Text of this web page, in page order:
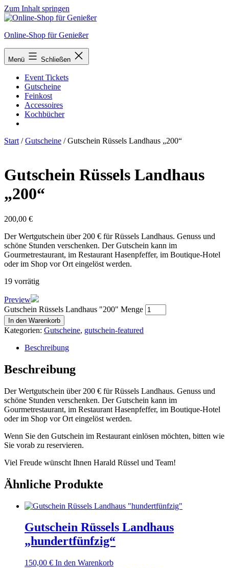
Zum Inhalt springen
Online-Shop für Genießer
Menü Schließen
Event Tickets
Gutscheine
Feinkost
Accessoires
Kochbücher
Start /Gutscheine / Gutschein Rüssels Landhaus „200“
Gutschein Rüssels Landhaus
„200“
200,00 €
Der Wertgutschein über 200 € für Rüssels Landhaus. Genuss und
schöne Stunden verschenken. Der Gutschein kann im
Gourmetrestaurant, im Restaurant Hasenpfeffer, im Boutique-Hotel
oder im Shop vor Ort eingelöst werden.
19 vorrätig
Preview
Gutschein Rüssels Landhaus "200" Menge
In den Warenkorb
Kategorien: Gutscheine, gutschein-featured
Beschreibung
Beschreibung
Der Wertgutschein über 200 € für Rüssels Landhaus. Genuss und
schöne Stunden verschenken. Der Gutschein kann im
Gourmetrestaurant, im Restaurant Hasenpfeffer, im Boutique-Hotel
oder im Shop vor Ort eingelöst werden.
Wenn Sie den Gutschein im Restaurant einlösen möchten, bitten wie
Sie vorab zu reservieren.
Viel Freude wünscht Ihnen Harald Rüssel und Team!
Ähnliche Produkte
Gutschein Rüssels Landhaus
„hundertfünfzig“
150,00 € In den Warenkorb